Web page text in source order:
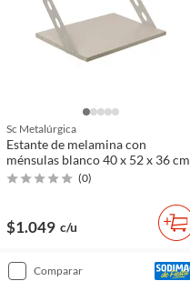
Sc Metalúrgica
Estante de melamina con
ménsulas blanco 40 x 52 x 36 cm
(0)
$1.049 c/u
comparar